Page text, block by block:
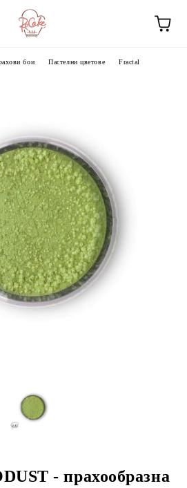
бои Пастелни цветове Fractal
- прахообразна